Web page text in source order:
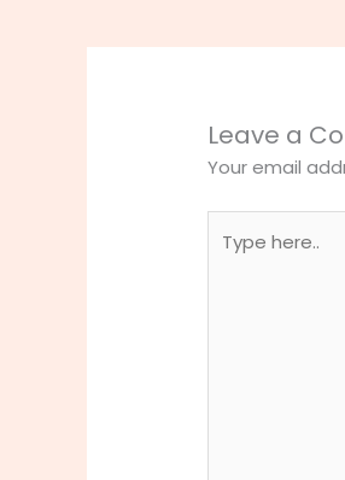
Leave a
Your email
here..